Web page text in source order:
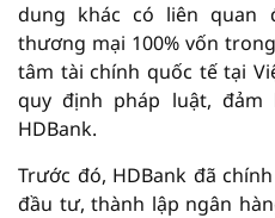
dung khác có liên quan
thương mại 100% vốn
tâm tài chính quốc tế tại
quy định pháp luật,
HDBank.
Trước đó, HDBank đã
đầu tư, thành lập ngân